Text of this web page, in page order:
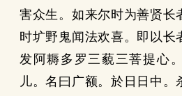
害众生。如来尔时为善贤长
时圹野鬼闻法欢喜。即以长
发阿耨多罗三藐三菩提心
儿。名曰广额。於日日中。